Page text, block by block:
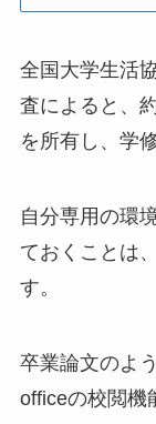
全国大学生活
査によると、
を所有し、学
自分専用の環
ておくことは
す。
卒業論文のよ
officeの校閲機